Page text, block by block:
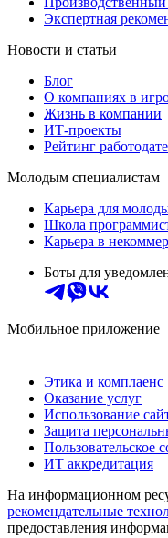
Экспертная
Новости и статьи
Блог
О компаниях в
Жизнь в компании
ИТ-проекты
Рейтинг
Молодым специалистам
Карьера для
Школа
Карьера в
Боты для
Мобильное приложение
Этика и комплаенс
Оказание услуг
Использование
Защита
Пользовательское
ИТ аккредитация
На информационном
рекомендательные
предоставления